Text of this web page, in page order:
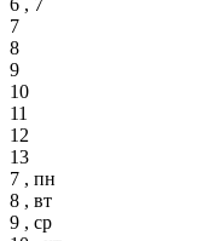
7
8
9
10
11
12
13
7 , пн
8 , вт
9 , ср